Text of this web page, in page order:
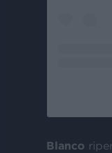
Blanco